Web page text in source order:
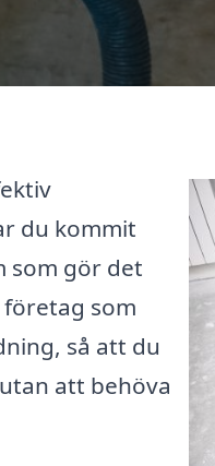
du kommit
som gör det
som
så att du
att behöva